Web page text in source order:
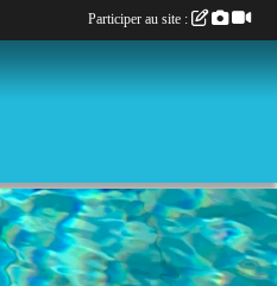
Participer au site :